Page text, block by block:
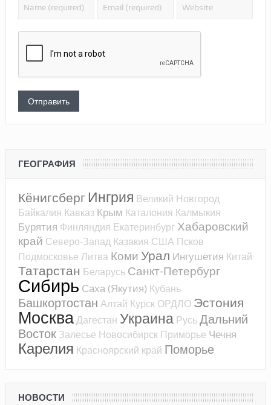
ГЕОГРАФИЯ
Кёнигсберг Ингрия Великий Новгород
Байкалия Кавказ Крым Каталония Калмыкия
Бурятия Финляндия Екатеринбург Хабаровский
край Северо-Запад Казакия США Псков
Подмосковье Литва Коми Урал Ингушетия Китай
Татарстан Беларусь Санкт-Петербург
Сибирь Саха (Якутия) Кубань
Башкортостан Алтай Курск ОРДЛО Эстония
МоскваДагестан Украина РусьДальний
Восток Залесье Новосибирск Приморье Чечня
Карелия Красноярский край Поморье
НОВОСТИ